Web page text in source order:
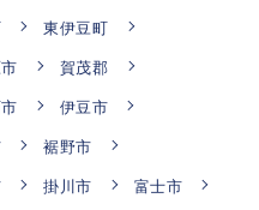
東伊豆町
賀茂郡
伊豆市
裾野市
掛川市
富士市